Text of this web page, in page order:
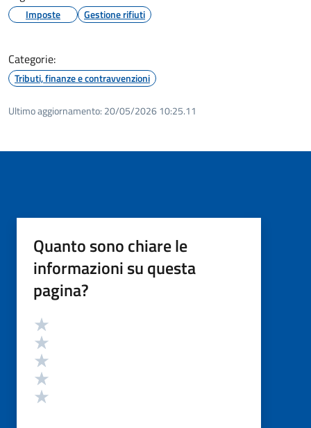
Imposte Gestione rifiuti
Categorie:
Tributi, finanze e contravvenzioni
Ultimo aggiornamento: 20/05/2026 10:25.11
Quanto sono chiare le
informazioni su questa
pagina?
Valutazione